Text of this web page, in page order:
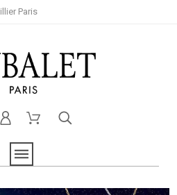
Paris